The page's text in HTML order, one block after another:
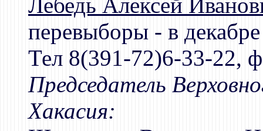
перевыборы - в
Тел 8(391-72)6-33-22,
Председатель
Хакасия: